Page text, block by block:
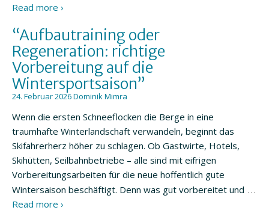
Read more ›
“Aufbautraining oder
Regeneration: richtige
Vorbereitung auf die
Wintersportsaison”
24. Februar 2026Dominik Mimra
Wenn die ersten Schneeflocken die Berge in eine
traumhafte Winterlandschaft verwandeln, beginnt das
Skifahrerherz höher zu schlagen. Ob Gastwirte, Hotels,
Skihütten, Seilbahnbetriebe – alle sind mit eifrigen
Vorbereitungsarbeiten für die neue hoffentlich gute
Wintersaison beschäftigt. Denn was gut vorbereitet und …
Read more ›